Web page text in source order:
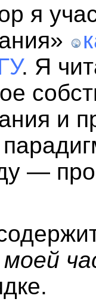
я
. Я
и
—